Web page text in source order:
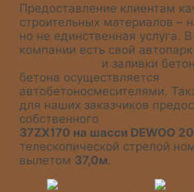
Предоставление клиентам
строительных материалов –
но не единственная услуга.
компании есть свой автопарк
и заливки
бетона осуществляется
автобетоносмесителями.
для наших заказчиков
собственного
37ZX170 на шасси DEWOO
телескопической стрелой
вылетом 37,0м.